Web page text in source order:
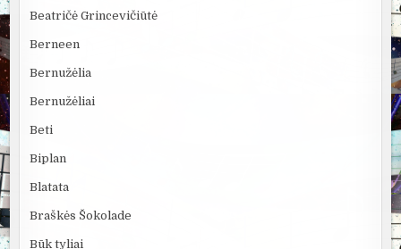
Beatričė Grincevičiūtė
Berneen
Bernužėlia
Bernužėliai
Beti
Biplan
Blatata
Braškės Šokolade
Būk tyliai